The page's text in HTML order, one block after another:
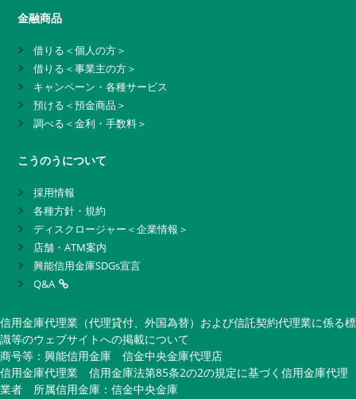
金融商品
借りる＜個人の方＞
借りる＜事業主の方＞
キャンペーン・各種サービス
預ける＜預金商品＞
調べる＜金利・手数料＞
こうのうについて
採用情報
各種方針・規約
ディスクロージャー＜企業情報＞
店舗・ATM案内
興能信用金庫SDGs宣言
Q&A
信用金庫代理業（代理貸付、外国為替）および信託契約代理業に係る標
識等のウェブサイトへの掲載について
商号等：興能信用金庫 信金中央金庫代理店
信用金庫代理業 信用金庫法第85条2の2の規定に基づく信用金庫代理
業者 所属信用金庫：信金中央金庫